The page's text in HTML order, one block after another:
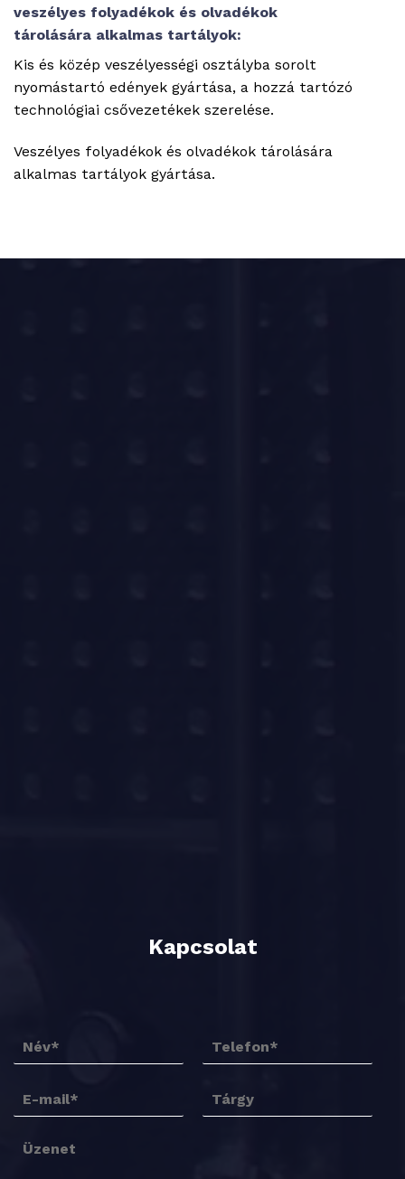
veszélyes folyadékok és olvadékok
tárolására alkalmas tartályok:
Kis és közép veszélyességi osztályba sorolt
nyomástartó edények gyártása, a hozzá tartózó
technológiai csővezetékek szerelése.
Veszélyes folyadékok és olvadékok tárolására
alkalmas tartályok gyártása.
Kapcsolat